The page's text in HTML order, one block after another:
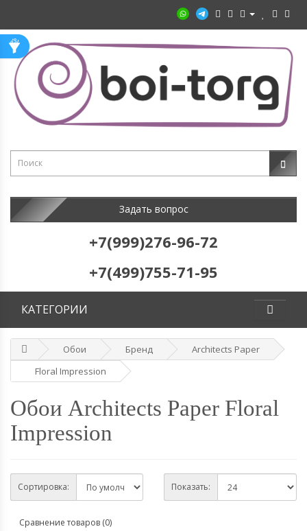
Задать вопрос
+7(999)276-96-72
+7(499)755-71-95
КАТЕГОРИИ
Обои Бренд
Architects Paper
Floral Impression
Обои Architects Paper Floral
Impression
Сортировка: Показать:
Сравнение товаров (0)